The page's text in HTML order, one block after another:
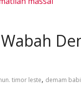
timor leste, demam